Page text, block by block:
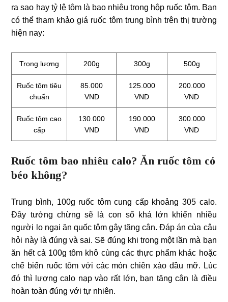
ra sao hay tỷ lệ tôm là bao nhiêu trong hộp ruốc tôm. Bạn
có thể tham khảo giá ruốc tôm trung bình trên thị trường
hiện nay:
Trọng lượng 200g 300g 500g
Ruốc tôm tiêu
chuẩn
85.000
VND
125.000
VND
200.000
VND
Ruốc tôm cao
cấp
130.000
VND
190.000
VND
300.000
VND
Ruốc tôm bao nhiêu calo? Ăn ruốc tôm có
béo không?
Trung bình, 100g ruốc tôm cung cấp khoảng 305 calo.
Đây tưởng chừng sẽ là con số khá lớn khiến nhiều
người lo ngại ăn quốc tôm gây tăng cân. Đáp án của câu
hỏi này là đúng và sai. Sẽ đúng khi trong một lần mà bạn
ăn hết cả 100g tôm khô cùng các thực phẩm khác hoặc
chế biến ruốc tôm với các món chiên xào dầu mỡ. Lúc
đó thì lượng calo nạp vào rất lớn, bạn tăng cân là điều
hoàn toàn đúng với tự nhiên.